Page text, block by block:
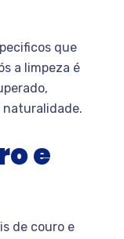
que
a limpeza é
naturalidade.
e
de couro e